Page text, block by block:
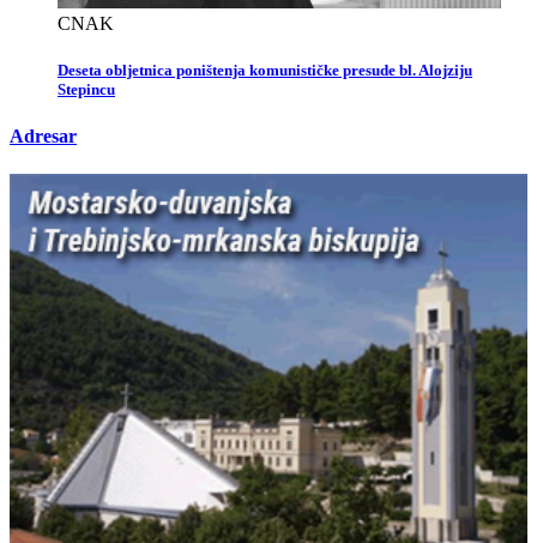
CNAK
Deseta obljetnica poništenja komunističke presude bl. Alojziju
Stepincu
Adresar